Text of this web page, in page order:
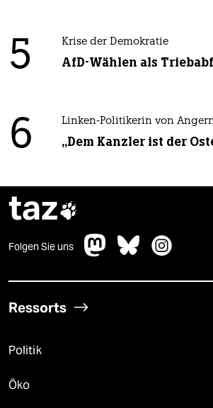
5 Krise der Demokratie
AfD-Wählen als
6 Linken-Politikerin von
„Dem Kanzler ist der
taz
Folgen Sie uns
Ressorts
Politik
Öko